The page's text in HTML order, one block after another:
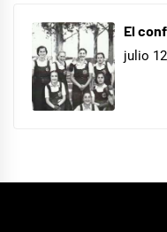
El
julio